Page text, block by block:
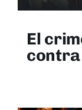
El
contra